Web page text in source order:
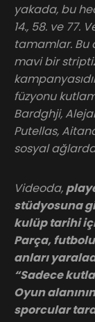
yakada, bu
14., 58. ve 77.
tamamlar. Bu
mavi bir
füzyonu
Bardghji,
Putellas,
sosyal ağlarda
Videoda,
stüdyosuna
kulüp tarihi
Parça,
anları
“Sadece
Oyun
sporcular